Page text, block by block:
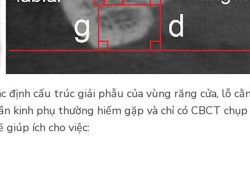
cấu trúc giải phẫu của vùng răng cửa, lỗ
phụ thường hiếm gặp và chỉ có CBCT
giúp ích cho việc: